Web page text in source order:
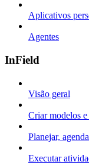
Aplicativos
Agentes
InField
Visão geral
Criar modelos
Planejar,
Executar